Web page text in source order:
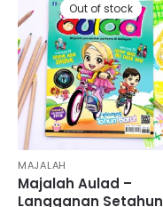
Out of stock
MAJALAH
Majalah Aulad –
Langganan Setahun